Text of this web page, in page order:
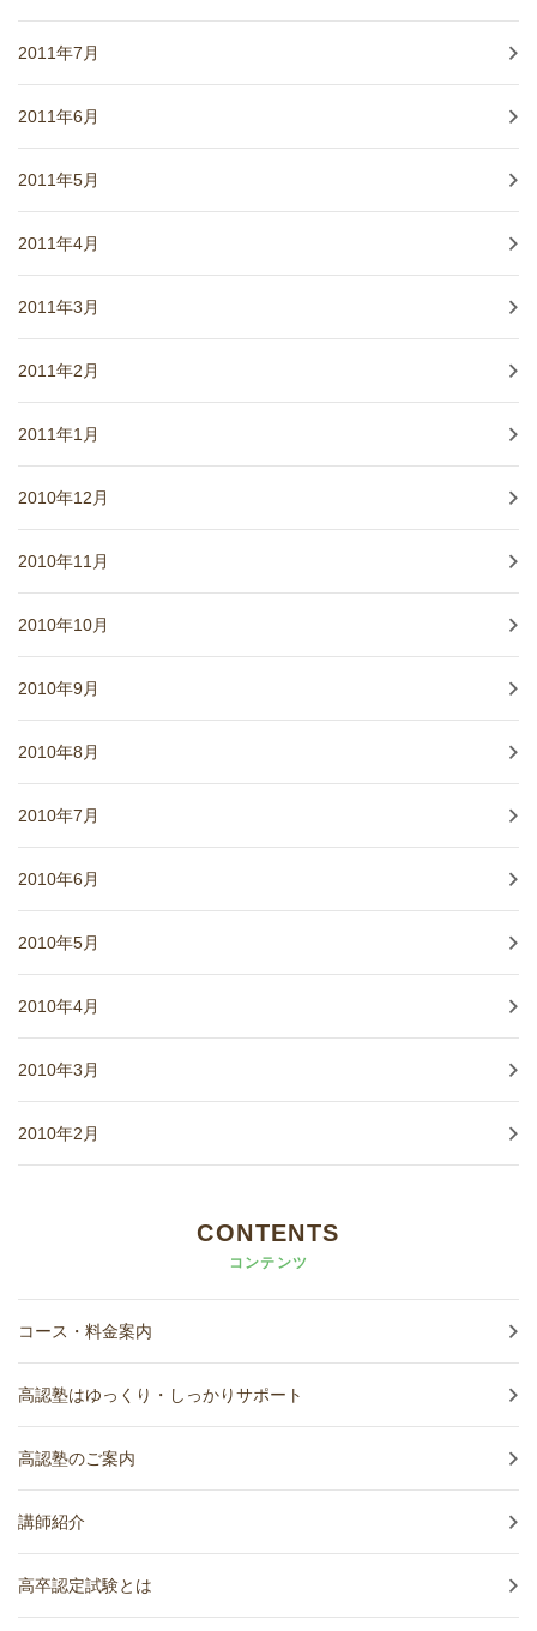
2011年7月
2011年6月
2011年5月
2011年4月
2011年3月
2011年2月
2011年1月
2010年12月
2010年11月
2010年10月
2010年9月
2010年8月
2010年7月
2010年6月
2010年5月
2010年4月
2010年3月
2010年2月
CONTENTS
コンテンツ
コース・料金案内
高認塾はゆっくり・しっかりサポート
高認塾のご案内
講師紹介
高卒認定試験とは